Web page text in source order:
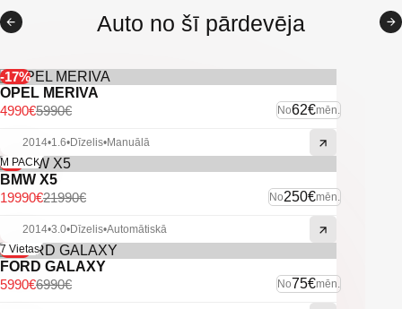
-Keyless go.
-Start/stop sistēma.
-Aizm. parkošanās sensori.
-Pr. parkošanās sensori.
-Automātiskās tuvās gaismas.
-U.C. ekstras.
Auto no šī pārdevēja
-17%
OPEL MERIVA
No62€mēn.
5990€
4990€
2014•1.6•Dīzelis•Manuālā
-9%
M PACK
BMW X5
No250€mēn.
21990€
19990€
2014•3.0•Dīzelis•Automātiskā
-14%
7 Vietas
FORD GALAXY
No75€mēn.
6990€
5990€